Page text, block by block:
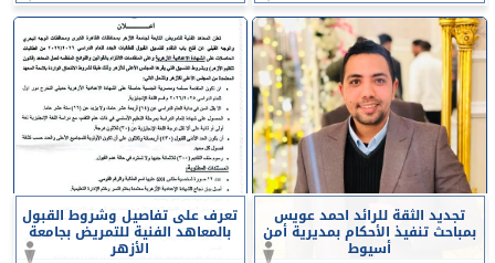
تجديد الثقة للرائد احمد عويس
بمباحث تنفيذ الأحكام بمديرية أمن
أسيوط
تعرف على تفاصيل وشروط القبول
بالمعاهد الفنية للتمريض بجامعة
الأزهر